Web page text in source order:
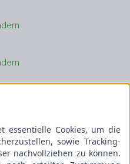
essentielle Cookies, um die
sowie Tracking-
nachvollziehen zu können.